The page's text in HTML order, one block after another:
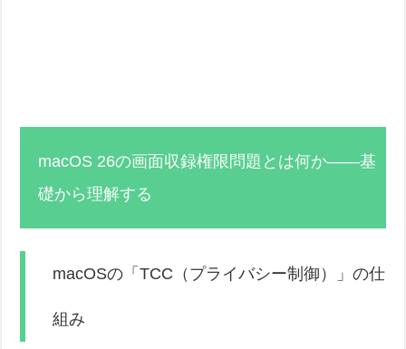
macOS 26の画面収録権限問題とは何か——基
礎から理解する
macOSの「TCC（プライバシー制御）」の仕
組み